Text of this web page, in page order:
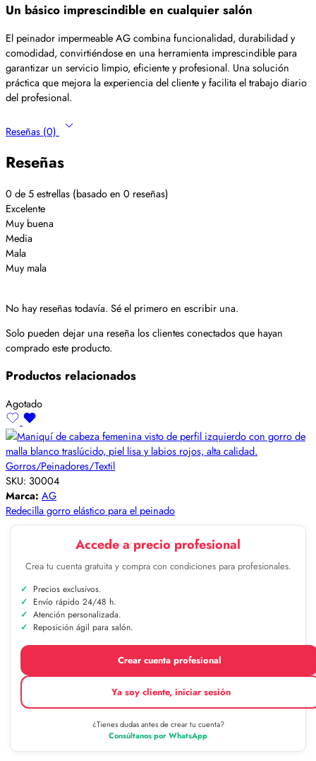
Un básico imprescindible en cualquier salón
El peinador impermeable AG combina funcionalidad, durabilidad y
comodidad, convirtiéndose en una herramienta imprescindible para
garantizar un servicio limpio, eficiente y profesional. Una solución
práctica que mejora la experiencia del cliente y facilita el trabajo diario
del profesional.
Reseñas (0)
Reseñas
0 de 5 estrellas (basado en 0 reseñas)
Excelente
Muy buena
Media
Mala
Muy mala
No hay reseñas todavía. Sé el primero en escribir una.
Solo pueden dejar una reseña los clientes conectados que hayan
comprado este producto.
Productos relacionados
Agotado
Gorros/Peinadores/Textil
SKU: 30004
Marca: AG
Redecilla gorro elástico para el peinado
Accede a precio profesional
Crea tu cuenta gratuita y compra con condiciones para profesionales.
Precios exclusivos.
Envío rápido 24/48 h.
Atención personalizada.
Reposición ágil para salón.
Crear cuenta profesional
Ya soy cliente, iniciar sesión
¿Tienes dudas antes de crear tu cuenta?
Consúltanos por WhatsApp